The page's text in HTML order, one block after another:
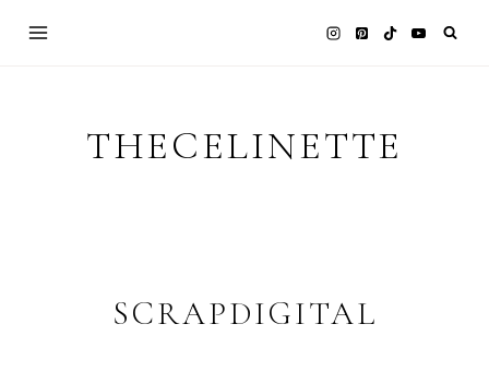
THECELINETTE
SCRAPDIGITAL